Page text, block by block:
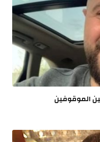
الموقوفين